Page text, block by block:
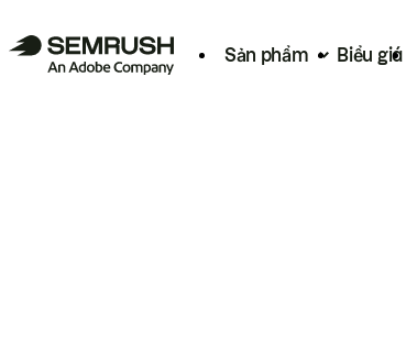
Sản phẩm Biểu giá